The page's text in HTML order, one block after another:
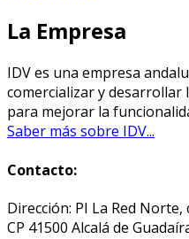
La Empresa
IDV es una empresa
comercializar y desarrollar
para mejorar la
Saber más sobre IDV...
Contacto:
Dirección: PI La Red Norte,
CP 41500 Alcalá de